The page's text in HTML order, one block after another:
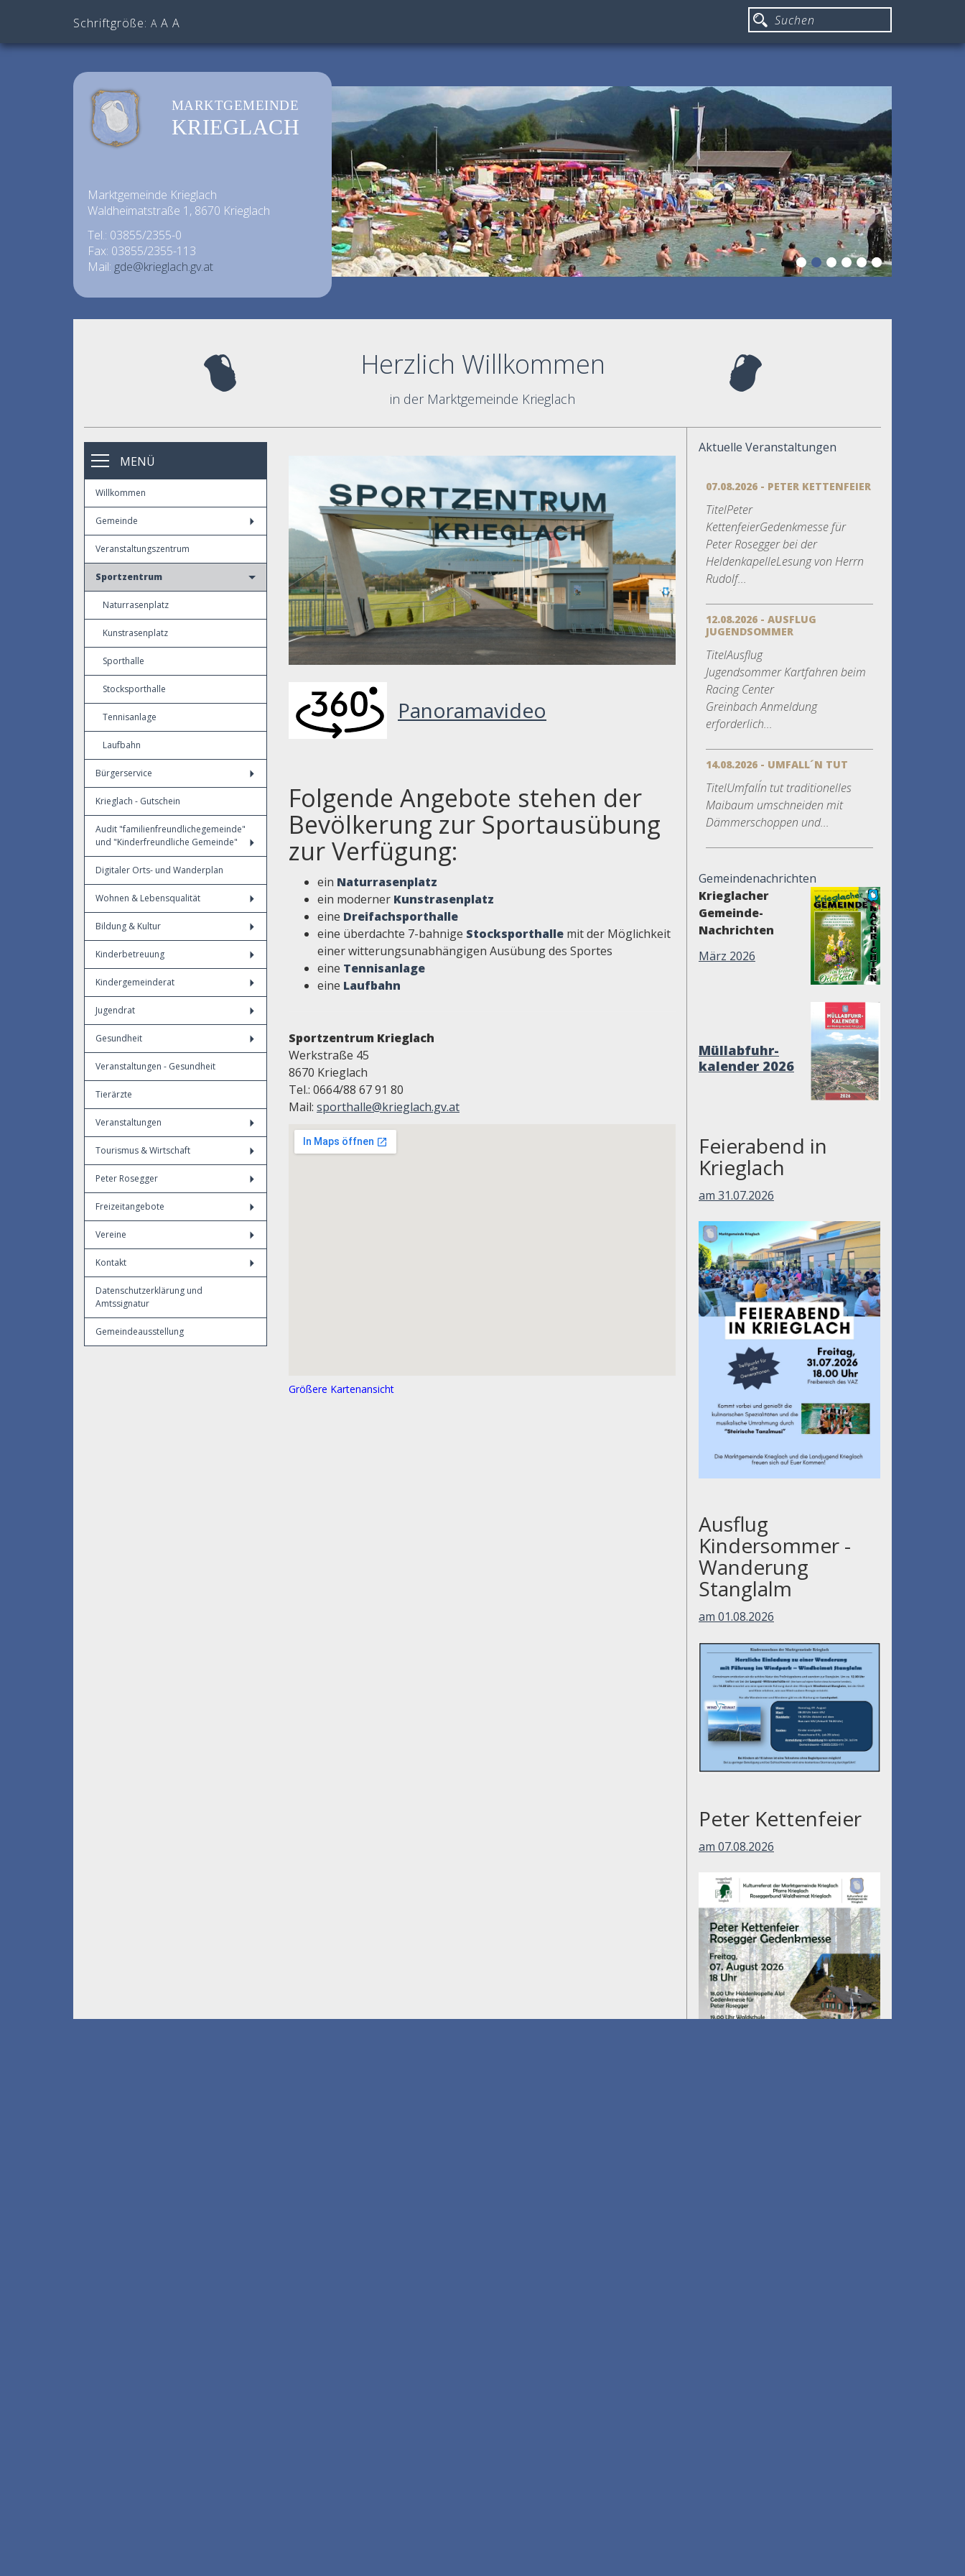
Schriftgröße: A A A
MARKTGEMEINDE
KRIEGLACH
Marktgemeinde Krieglach
Waldheimatstraße 1, 8670 Krieglach
Tel.: 03855/2355-0
Fax: 03855/2355-113
Mail: gde@krieglach.gv.at
Herzlich Willkommen
in der Marktgemeinde Krieglach
MENÜ
Willkommen
Gemeinde
Veranstaltungszentrum
Sportzentrum
Naturrasenplatz
Kunstrasenplatz
Sporthalle
Stocksporthalle
Tennisanlage
Laufbahn
Bürgerservice
Krieglach - Gutschein
Audit "familienfreundlichegemeinde"
und "Kinderfreundliche Gemeinde"
Digitaler Orts- und Wanderplan
Wohnen & Lebensqualität
Bildung & Kultur
Kinderbetreuung
Kindergemeinderat
Jugendrat
Gesundheit
Veranstaltungen - Gesundheit
Tierärzte
Veranstaltungen
Tourismus & Wirtschaft
Peter Rosegger
Freizeitangebote
Vereine
Kontakt
Datenschutzerklärung und
Amtssignatur
Gemeindeausstellung
Panoramavideo
Folgende Angebote stehen der
Bevölkerung zur Sportausübung
zur Verfügung:
ein Naturrasenplatz
ein moderner Kunstrasenplatz
eine Dreifachsporthalle
eine überdachte 7-bahnige Stocksporthalle mit der Möglichkeit
einer witterungsunabhängigen Ausübung des Sportes
eine Tennisanlage
eine Laufbahn
Sportzentrum Krieglach
Werkstraße 45
8670 Krieglach
Tel.: 0664/88 67 91 80
Mail: sporthalle@krieglach.gv.at
Größere Kartenansicht
Aktuelle Veranstaltungen
07.08.2026 - PETER KETTENFEIER
TitelPeter
KettenfeierGedenkmesse für
Peter Rosegger bei der
HeldenkapelleLesung von Herrn
Rudolf...
12.08.2026 - AUSFLUG
JUGENDSOMMER
TitelAusflug
Jugendsommer Kartfahren beim
Racing Center
Greinbach Anmeldung
erforderlich...
14.08.2026 - UMFALL´N TUT
TitelUmfall´n tut traditionelles
Maibaum umschneiden mit
Dämmerschoppen und...
Gemeindenachrichten
Krieglacher
Gemeinde-
Nachrichten
März 2026
Müllabfuhr-
kalender 2026
Feierabend in
Krieglach
am 31.07.2026
Ausflug
Kindersommer -
Wanderung
Stanglalm
am 01.08.2026
Peter Kettenfeier
am 07.08.2026